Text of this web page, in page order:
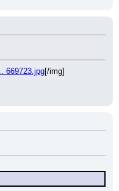
669723.jpg[/img]